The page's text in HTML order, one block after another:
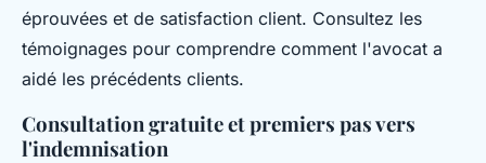
éprouvées et de satisfaction client. Consultez les
témoignages pour comprendre comment l'avocat a
aidé les précédents clients.
Consultation gratuite et premiers pas vers
l'indemnisation